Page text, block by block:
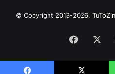
© Copyright 2013-2026,